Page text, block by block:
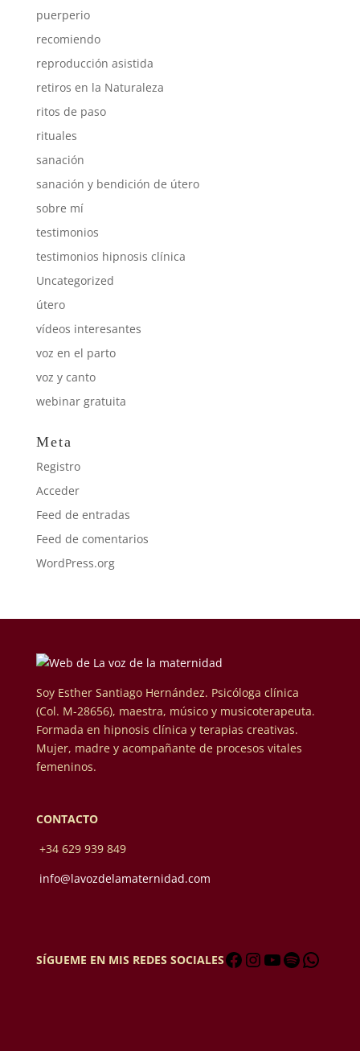
puerperio
recomiendo
reproducción asistida
retiros en la Naturaleza
ritos de paso
rituales
sanación
sanación y bendición de útero
sobre mí
testimonios
testimonios hipnosis clínica
Uncategorized
útero
vídeos interesantes
voz en el parto
voz y canto
webinar gratuita
Meta
Registro
Acceder
Feed de entradas
Feed de comentarios
WordPress.org
Soy Esther Santiago Hernández. Psicóloga clínica
(Col. M-28656), maestra, músico y musicoterapeuta.
Formada en hipnosis clínica y terapias creativas.
Mujer, madre y acompañante de procesos vitales
femeninos.
CONTACTO
+34 629 939 849
info@lavozdelamaternidad.com
SÍGUEME EN MIS REDES SOCIALES Facebook
Instagram
YouTube
Spotify